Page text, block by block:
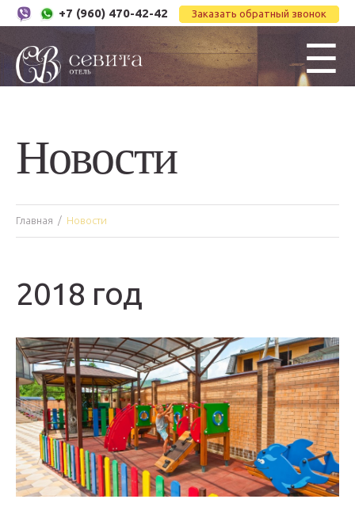
Заказать обратный звонок
+7 (960) 470-42-42
☰
Новости
Главная Новости
2018 год